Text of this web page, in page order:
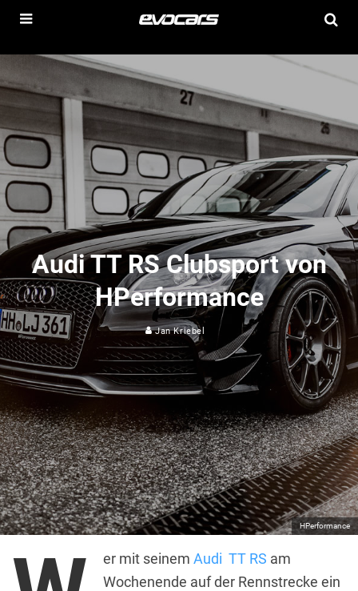
HPerformance
Audi TT RS Clubsport von
HPerformance
Jan Kriebel
er mit seinem Audi TT RS am
Wochenende auf der Rennstrecke ein